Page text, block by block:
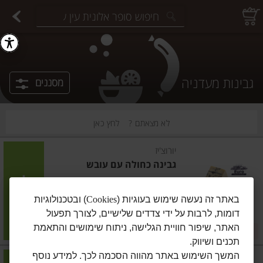
גבינות מעדניה מסננים
לא מצאתם ? לחץ כאן
יורוצ'יז
גבינה כחולה עם עובש
מחיר מבצע ₪8.90/ 100 גרם ₪11.90 במבצע ₪89 לק"ג
הוסיפו
וילי פוד
באתר זה נעשה שימוש בעוגיות (Cookies) ובטכנולוגיות
דומות, לרבות על ידי צדדים שלישיים, לצורך תפעול
האתר, שיפור חוויית הגלישה, ניתוח שימושים והתאמת
תכנים ושיווק.
המשך השימוש באתר מהווה הסכמה לכך. למידע נוסף